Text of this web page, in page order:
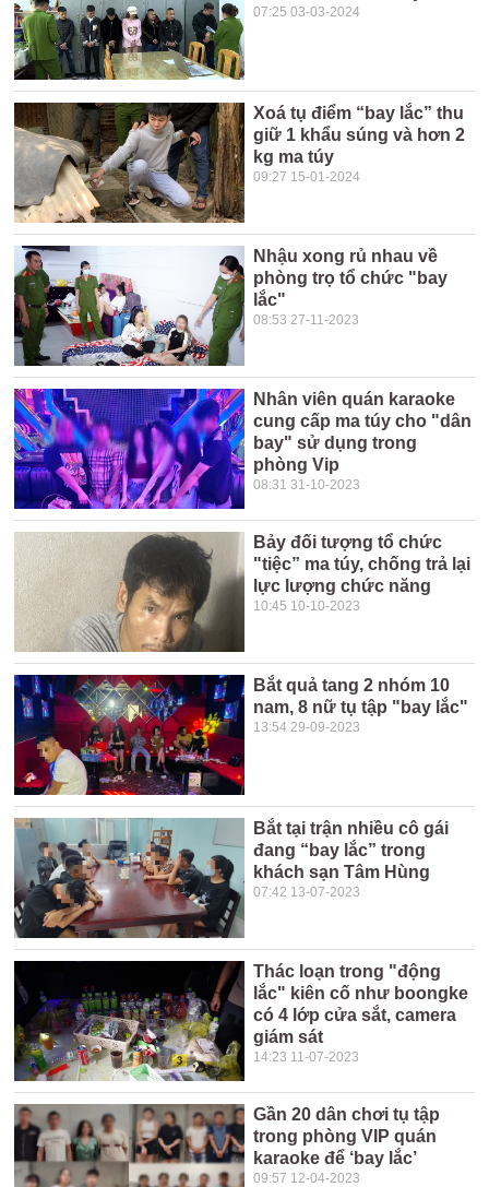
07:25 03-03-2024
Xoá tụ điểm “bay lắc” thu
giữ 1 khẩu súng và hơn 2
kg ma túy
09:27 15-01-2024
Nhậu xong rủ nhau về
phòng trọ tổ chức "bay
lắc"
08:53 27-11-2023
Nhân viên quán karaoke
cung cấp ma túy cho "dân
bay" sử dụng trong
phòng Vip
08:31 31-10-2023
Bảy đối tượng tổ chức
"tiệc” ma túy, chống trả lại
lực lượng chức năng
10:45 10-10-2023
Bắt quả tang 2 nhóm 10
nam, 8 nữ tụ tập "bay lắc"
13:54 29-09-2023
Bắt tại trận nhiều cô gái
đang “bay lắc” trong
khách sạn Tâm Hùng
07:42 13-07-2023
Thác loạn trong "động
lắc" kiên cố như boongke
có 4 lớp cửa sắt, camera
giám sát
14:23 11-07-2023
Gần 20 dân chơi tụ tập
trong phòng VIP quán
karaoke để ‘bay lắc’
09:57 12-04-2023